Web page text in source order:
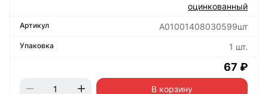
оцинкованный
А01001408030599шт
1 шт.
67 ₽
В корзину